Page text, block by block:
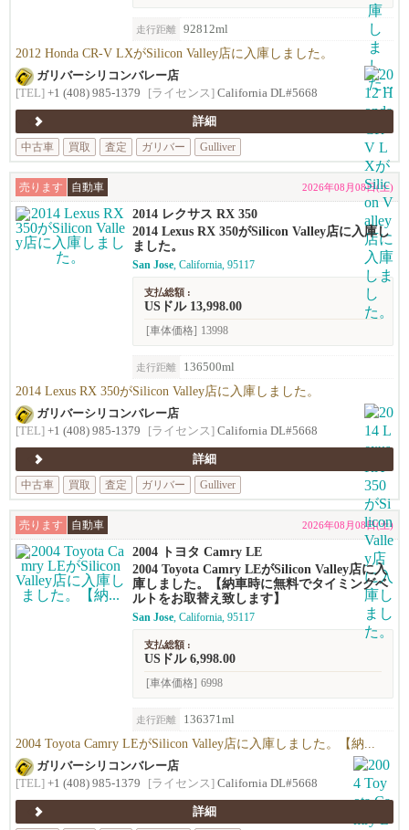
走行距離 92812ml
2012 Honda CR-V LXがSilicon Valley店に入庫しました。
ガリバーシリコンバレー店
[TEL] +1 (408) 985-1379 [ライセンス] California DL#5668
詳細
中古車
買取 査定 ガリバー Gulliver
売ります 自動車 2026年08月08日(土)
2014 レクサス RX 350
2014 Lexus RX 350がSilicon Valley店に入庫し
ました。
San Jose, California, 95117
支払総額 :
USドル 13,998.00
[車体価格] 13998
走行距離 136500ml
2014 Lexus RX 350がSilicon Valley店に入庫しました。
ガリバーシリコンバレー店
[TEL] +1 (408) 985-1379 [ライセンス] California DL#5668
詳細
中古車
買取 査定 ガリバー Gulliver
売ります 自動車 2026年08月08日(土)
2004 トヨタ Camry LE
2004 Toyota Camry LEがSilicon Valley店に入
庫しました。【納車時に無料でタイミングベ
ルトをお取替え致します】
San Jose, California, 95117
支払総額 :
USドル 6,998.00
[車体価格] 6998
走行距離 136371ml
2004 Toyota Camry LEがSilicon Valley店に入庫しました。【納...
ガリバーシリコンバレー店
[TEL] +1 (408) 985-1379 [ライセンス] California DL#5668
詳細